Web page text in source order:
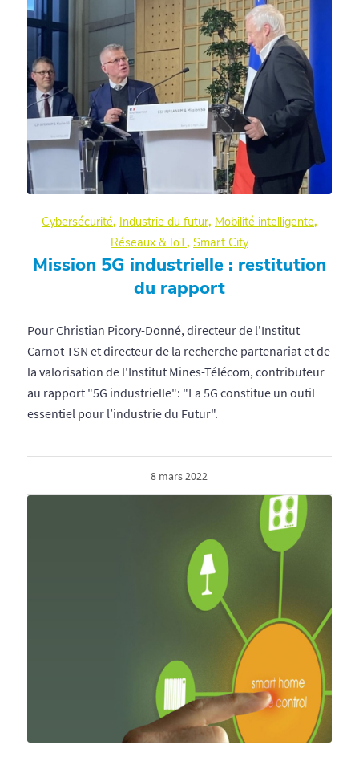
Cybersécurité, Industrie du futur, Mobilité intelligente,
Réseaux & IoT, Smart City
Mission 5G industrielle : restitution
du rapport
Pour Christian Picory-Donné, directeur de l'Institut
Carnot TSN et directeur de la recherche partenariat et de
la valorisation de l'Institut Mines-Télécom, contributeur
au rapport "5G industrielle": "La 5G constitue un outil
essentiel pour l’industrie du Futur".
8 mars 2022